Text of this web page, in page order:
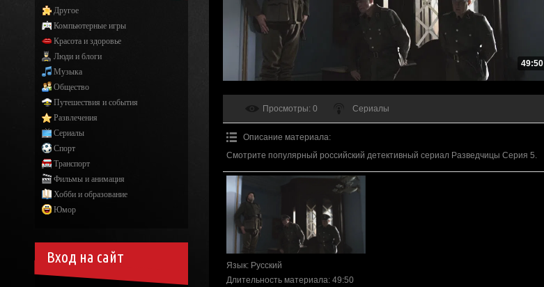
49:50
Просмотры: 0 Сериалы
Описание материала:
Смотрите популярный российский детективный сериал Разведчицы Серия 5.
Язык: Русский
Длительность материала: 49:50
Другое
Компьютерные игры
Красота и здоровье
Люди и блоги
Музыка
Общество
Путешествия и события
Развлечения
Сериалы
Спорт
Транспорт
Фильмы и анимация
Хобби и образование
Юмор
Вход на сайт